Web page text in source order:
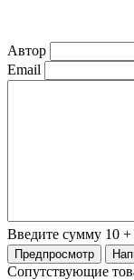
Автор
Email
Введите сумму 10 +
Сопутствующие